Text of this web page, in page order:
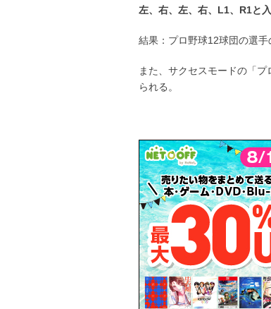
左、右、左、右、L1、R1と入
結果：プロ野球12球団の選手
また、サクセスモードの「
られる。